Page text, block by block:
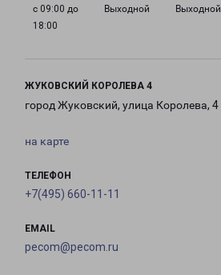
с 09:00 до
18:00
Выходной Выходной
ЖУКОВСКИЙ КОРОЛЕВА 4
город Жуковский, улица Королева, 4
на карте
ТЕЛЕФОН
+7(495) 660-11-11
EMAIL
pecom@pecom.ru